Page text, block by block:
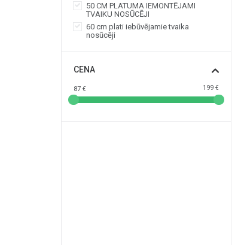
50 CM PLATUMA IEMONTĒJAMI
TVAIKU NOSŪCĒJI
60 cm plati iebūvējamie tvaika
nosūcēji
CENA
87 € 199 €